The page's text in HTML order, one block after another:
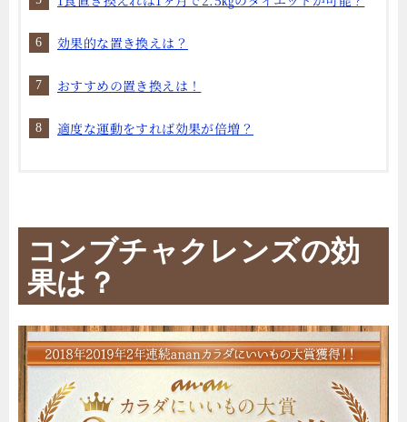
効果的な置き換えは？
おすすめの置き換えは！
適度な運動をすれば効果が倍増？
コンブチャクレンズの効
果は？